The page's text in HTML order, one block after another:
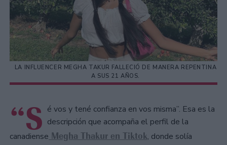
LA INFLUENCER MEGHA TAKUR FALLECIÓ DE MANERA REPENTINA
A SUS 21 AÑOS.
“S é vos y tené confianza en vos misma”. Esa es la
descripción que acompaña el perfil de la
canadiense Megha Thakur en Tiktok, donde solía